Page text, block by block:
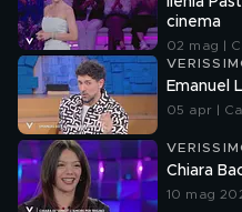
cinema
02 mag |
Emanuel
05 apr |
Chiara
10 mag